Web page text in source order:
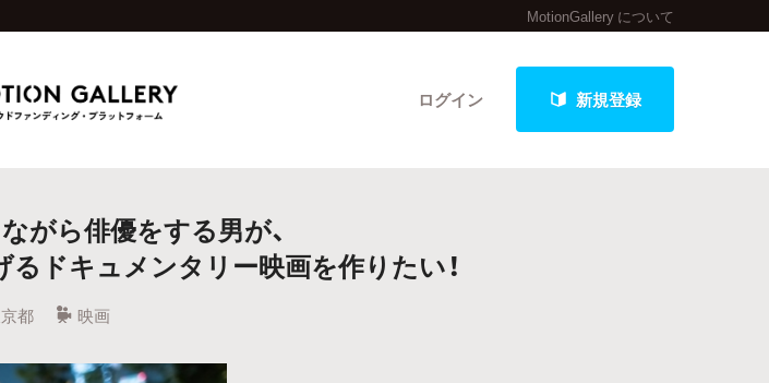
MotionGallery について
ログイン 新規登録
ロジェクト 終了間近のプロジェクト
ーターから探す 特集から探す
がら俳優をする男が、
ドキュメンタリー映画を作りたい！
都 映画